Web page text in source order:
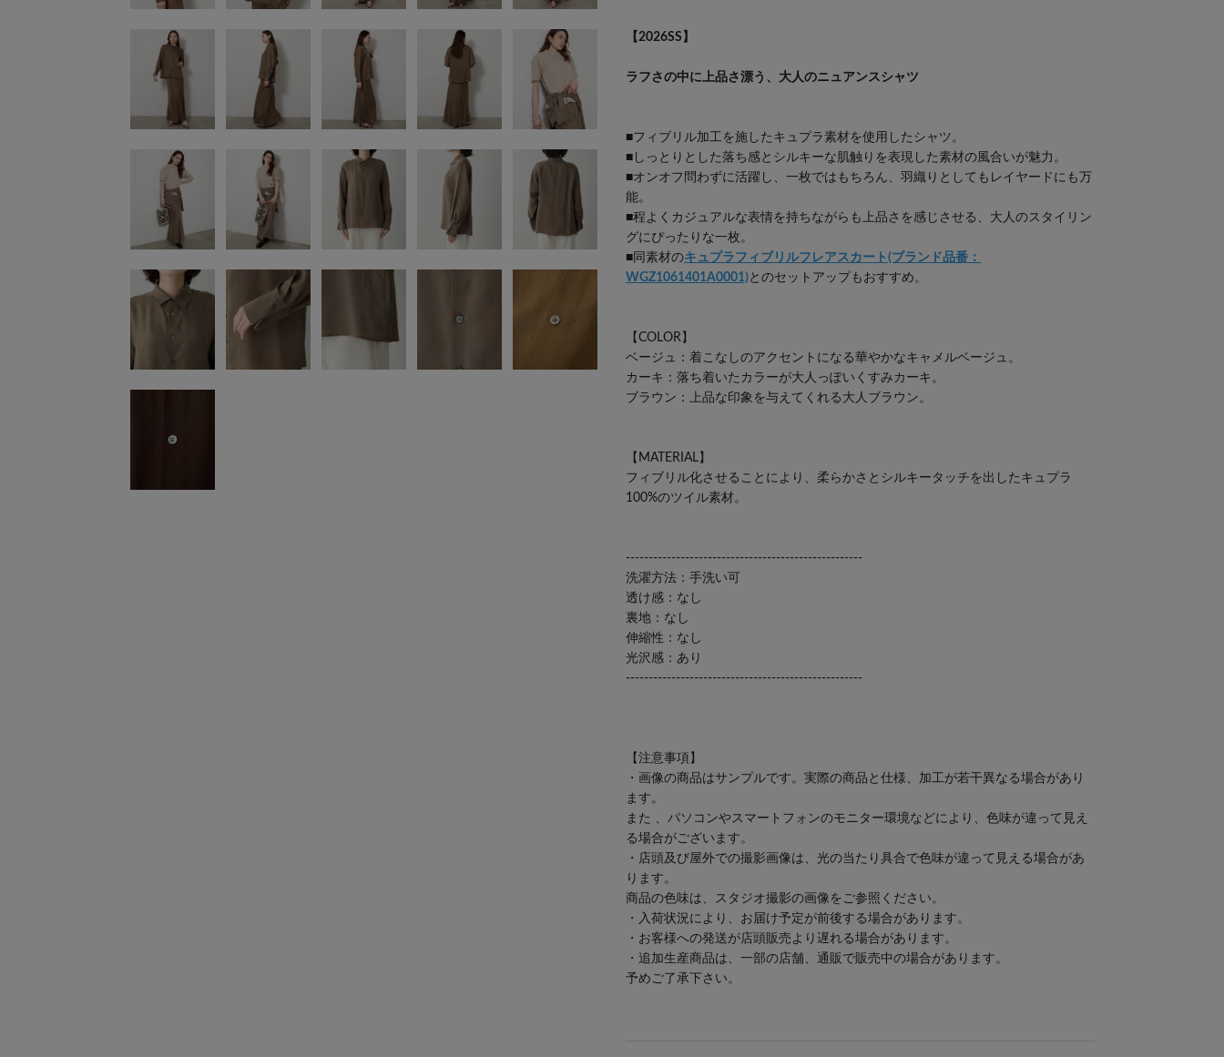
【2026SS】
ラフさの中に上品さ漂う、大人のニュアンスシャツ
■フィブリル加工を施したキュプラ素材を使用したシャツ。
■しっとりとした落ち感とシルキーな肌触りを表現した素材の風合いが魅力。
■オンオフ問わずに活躍し、一枚ではもちろん、羽織りとしてもレイヤードにも万
能。
■程よくカジュアルな表情を持ちながらも上品さを感じさせる、大人のスタイリン
グにぴったりな一枚。
■同素材のキュプラフィブリルフレアスカート(ブランド品番：
WGZ1061401A0001)とのセットアップもおすすめ。
【COLOR】
ベージュ：着こなしのアクセントになる華やかなキャメルベージュ。
カーキ：落ち着いたカラーが大人っぽいくすみカーキ。
ブラウン：上品な印象を与えてくれる大人ブラウン。
【MATERIAL】
フィブリル化させることにより、柔らかさとシルキータッチを出したキュプラ
100%のツイル素材。
----------------------------------------------------
洗濯方法：手洗い可
透け感：なし
裏地：なし
伸縮性：なし
光沢感：あり
----------------------------------------------------
【注意事項】
・画像の商品はサンプルです。実際の商品と仕様、加工が若干異なる場合があり
ます。
また 、パソコンやスマートフォンのモニター環境などにより、色味が違って見え
る場合がございます。
・店頭及び屋外での撮影画像は、光の当たり具合で色味が違って見える場合があ
ります。
商品の色味は、スタジオ撮影の画像をご参照ください。
・入荷状況により、お届け予定が前後する場合があります。
・お客様への発送が店頭販売より遅れる場合があります。
・追加生産商品は、一部の店舗、通販で販売中の場合があります。
予めご了承下さい。